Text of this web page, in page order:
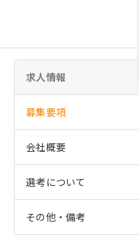
求人情報
募集要項
会社概要
選考について
その他・備考